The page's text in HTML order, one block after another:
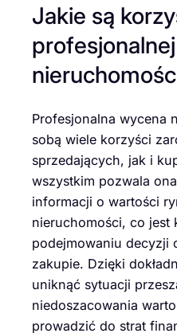
Jakie są
Profesjonalna wycena
sobą wiele korzyści
sprzedających, jak i
wszystkim pozwala
informacji o wartości
nieruchomości, co jest
podejmowaniu decyzji
zakupie. Dzięki
uniknąć sytuacji
niedoszacowania
prowadzić do strat